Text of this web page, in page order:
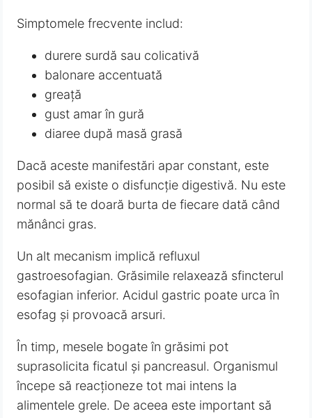
Simptomele frecvente includ:
durere surdă sau colicativă
balonare accentuată
greață
gust amar în gură
diaree după masă grasă
Dacă aceste manifestări apar constant, este
posibil să existe o disfuncție digestivă. Nu este
normal să te doară burta de fiecare dată când
mănânci gras.
Un alt mecanism implică refluxul
gastroesofagian. Grăsimile relaxează sfincterul
esofagian inferior. Acidul gastric poate urca în
esofag și provoacă arsuri.
În timp, mesele bogate în grăsimi pot
suprasolicita ficatul și pancreasul. Organismul
începe să reacționeze tot mai intens la
alimentele grele. De aceea este important să